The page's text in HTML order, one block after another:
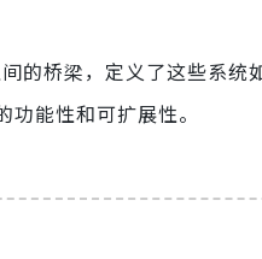
的桥梁，定义了这些系统
能性和可扩展性。